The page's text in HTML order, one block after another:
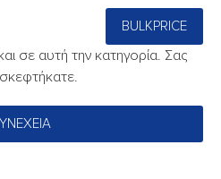
BULKPRICE
σε αυτή την κατηγορία. Σας